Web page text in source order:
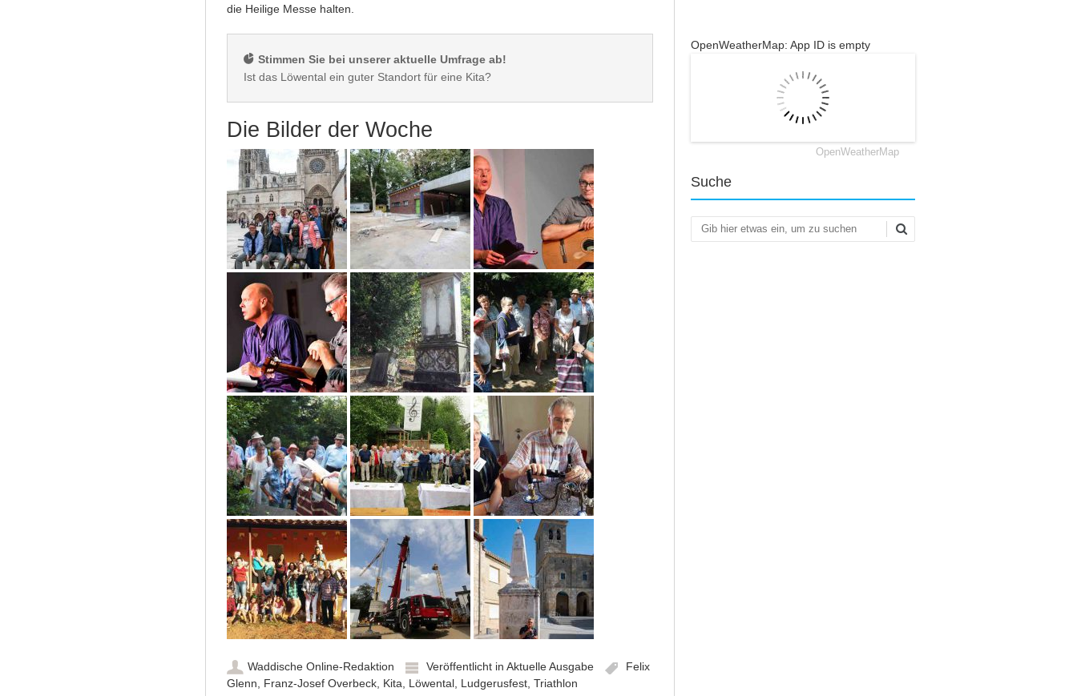
die Heilige Messe halten.
Stimmen Sie bei unserer aktuelle Umfrage ab!
Die Bilder der Woche
Waddische Online-Redaktion Veröffentlicht in Aktuelle Ausgabe
Felix
Glenn
Franz-Josef Overbeck, Kita Löwental, Ludgerusfest, Triathlon
OpenWeatherMap: App ID is empty
OpenWeatherMap
Suche
Suchen